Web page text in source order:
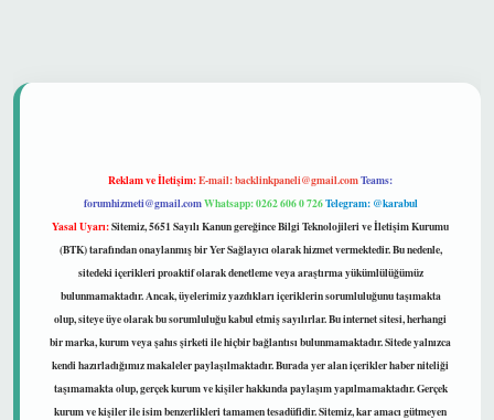
Reklam ve İletişim:E-mail:backlinkpaneli@gmail.comTeams:
forumhizmeti@gmail.comWhatsapp: 0262 606 0 726Telegram: @karabul
Yasal Uyarı:Sitemiz, 5651 Sayılı Kanun gereğince Bilgi Teknolojileri ve İletişim Kurumu
(BTK) tarafından onaylanmış bir Yer Sağlayıcı olarak hizmet vermektedir. Bu nedenle,
sitedeki içerikleri proaktif olarak denetleme veya araştırma yükümlülüğümüz
bulunmamaktadır. Ancak, üyelerimiz yazdıkları içeriklerin sorumluluğunu taşımakta
olup, siteye üye olarak bu sorumluluğu kabul etmiş sayılırlar. Bu internet sitesi, herhangi
bir marka, kurum veya şahıs şirketi ile hiçbir bağlantısı bulunmamaktadır. Sitede yalnızca
kendi hazırladığımız makaleler paylaşılmaktadır. Burada yer alan içerikler haber niteliği
taşımamakta olup, gerçek kurum ve kişiler hakkında paylaşım yapılmamaktadır. Gerçek
kurum ve kişiler ile isim benzerlikleri tamamen tesadüfidir. Sitemiz, kar amacı gütmeyen